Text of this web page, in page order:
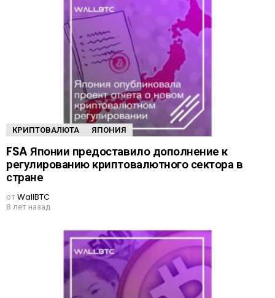
КРИПТОВАЛЮТА ЯПОНИЯ
FSA Японии предоставило дополнение к
регулированию криптовалютного сектора в
стране
отWallBTC
8 лет назад